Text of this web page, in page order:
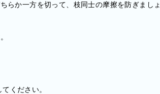
らか一方を切って、枝同士の摩擦を防ぎましょ
ください。